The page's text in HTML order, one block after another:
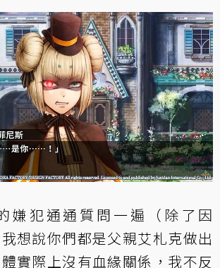
嫌犯通通質問一遍（除了因
想說你們都是父親艾札克做出
實際上沒有血緣關係，我不反